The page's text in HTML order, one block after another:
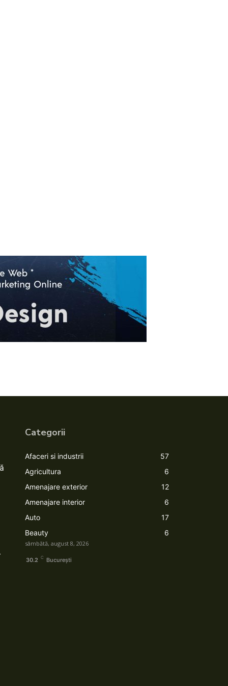
Categorii
Afaceri si industrii
57
Agricultura
6
Amenajare exterior
12
Amenajare interior
6
Auto
17
Beauty
6
sâmbătă, august 8, 2026
30.2 C București